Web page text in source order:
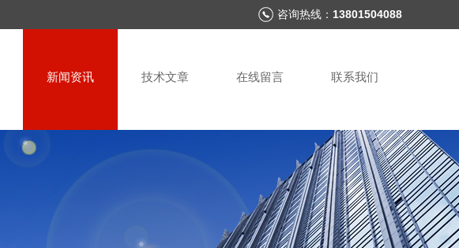
咨询热线： 13801504088
新闻资讯 技术文章 在线留言 联系我们